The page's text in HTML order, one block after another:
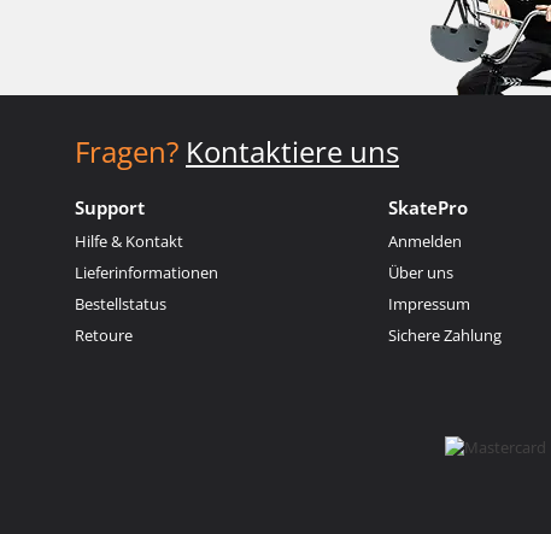
Fragen? Kontaktiere uns
Support
Hilfe & Kontakt
Lieferinformationen
Bestellstatus
Retoure
SkatePro
Anmelden
Über uns
Impressum
Sichere Zahlung